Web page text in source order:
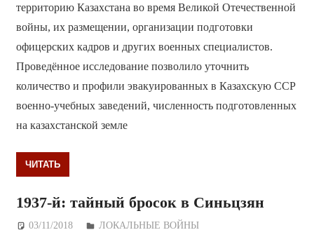
территорию Казахстана во время Великой Отечественной
войны, их размещении, организации подготовки
офицерских кадров и других военных специалистов.
Проведённое исследование позволило уточнить
количество и профили эвакуированных в Казахскую ССР
военно-учебных заведений, численность подготовленных
на казахстанской земле
ЧИТАТЬ
1937-й: тайный бросок в Синьцзян
03/11/2018 Дежурный по Редакции
ЛОКАЛЬНЫЕ ВОЙНЫ